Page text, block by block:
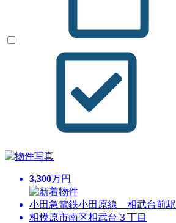
3,300万円
小田急電鉄小田原線 相武台前駅
相模原市南区相武台３丁目